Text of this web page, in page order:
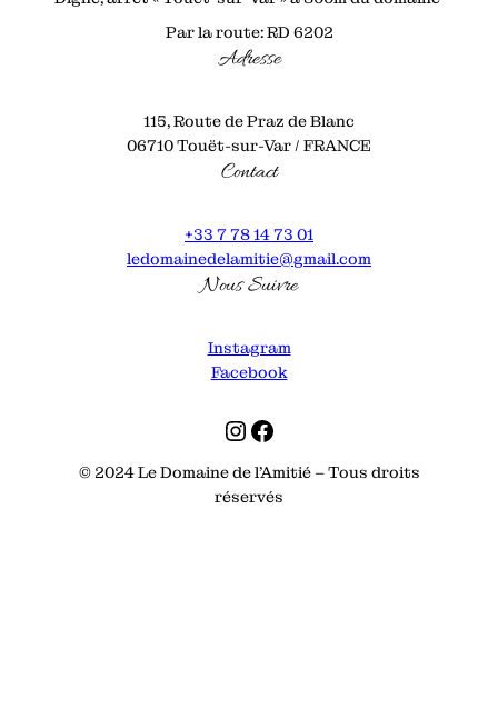
Par la route: RD 6202
Adresse
115, Route de Praz de Blanc
06710 Touët-sur-Var / FRANCE
Contact
+33 7 78 14 73 01
ledomainedelamitie@gmail.com
Nous Suivre
Instagram
Facebook
Instagram Facebook
© 2024 Le Domaine de l’Amitié – Tous droits
réservés